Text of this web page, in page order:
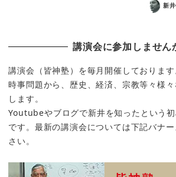
新
講演会に参加しません
講演会（皆神塾）を毎月開催しております
時事問題から、歴史、経済、宗教等々様
します。
Youtubeやブログで新井を知ったという
です。最新の講演会については下記バナ
さい。